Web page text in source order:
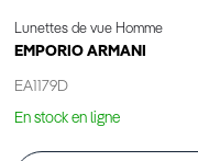
Lunettes de vue Homme
EMPORIO ARMANI
EA1179D
En stock en ligne